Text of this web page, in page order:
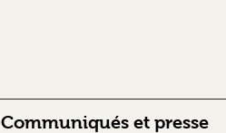
Communiqués et presse